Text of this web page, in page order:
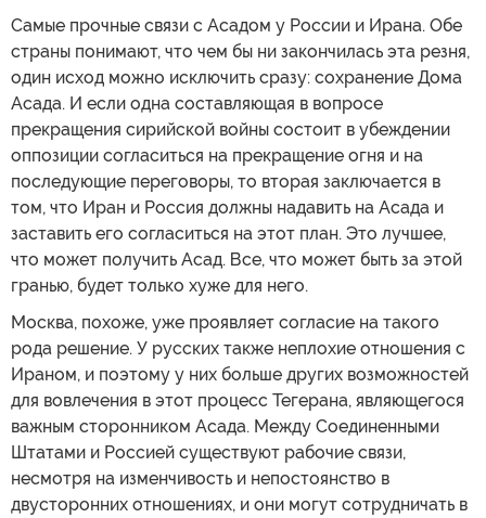
Самые прочные связи с Асадом у России и Ирана. Обе
страны понимают, что чем бы ни закончилась эта резня,
один исход можно исключить сразу: сохранение Дома
Асада. И если одна составляющая в вопросе
прекращения сирийской войны состоит в убеждении
оппозиции согласиться на прекращение огня и на
последующие переговоры, то вторая заключается в
том, что Иран и Россия должны надавить на Асада и
заставить его согласиться на этот план. Это лучшее,
что может получить Асад. Все, что может быть за этой
гранью, будет только хуже для него.
Москва, похоже, уже проявляет согласие на такого
рода решение. У русских также неплохие отношения с
Ираном, и поэтому у них больше других возможностей
для вовлечения в этот процесс Тегерана, являющегося
важным сторонником Асада. Между Соединенными
Штатами и Россией существуют рабочие связи,
несмотря на изменчивость и непостоянство в
двусторонних отношениях, и они могут сотрудничать в